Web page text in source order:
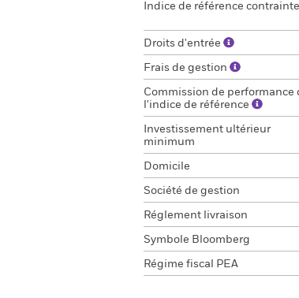
Indice de référence
Droits d'entrée
Frais de gestion
Commission de performance
l'indice de référence
Investissement ultérieur
minimum
Domicile
Société de gestion
Réglement livraison
Symbole Bloomberg
Régime fiscal PEA